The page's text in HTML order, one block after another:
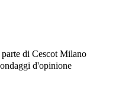
di Cescot Milano
d'opinione